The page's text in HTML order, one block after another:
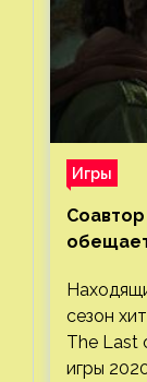
Игры
сезон
The Last
игры